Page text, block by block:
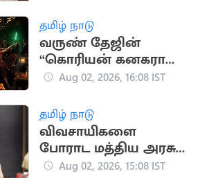
தமிழ் நாடு
வருண் தேஜின்
“கொரியன் கனகராஜு”
படத்தின் டிரெய்லர்
Aug 02, 2026, 16:08 IST
தமிழ் நாடு
விவசாயிகளை
போராட மத்திய அரசு
அனுமதிக்க வேண்டும்
Aug 02, 2026, 15:08 IST